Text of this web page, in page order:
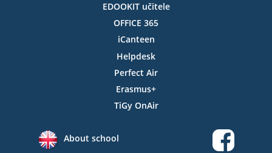
EDOOKIT učitele
OFFICE 365
iCanteen
Helpdesk
Perfect Air
Erasmus+
TiGy OnAir
About school